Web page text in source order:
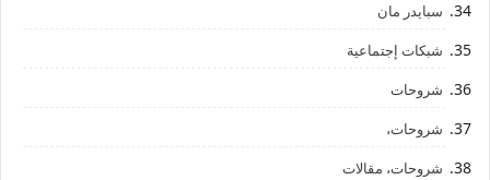
سبايدر مان
شبكات إجتماعية
شروحات
شروحات،
شروحات، مقالات